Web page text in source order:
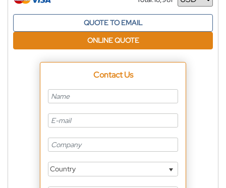
Currency
QUOTE TO EMAIL
ONLINE QUOTE
Contact Us
Country